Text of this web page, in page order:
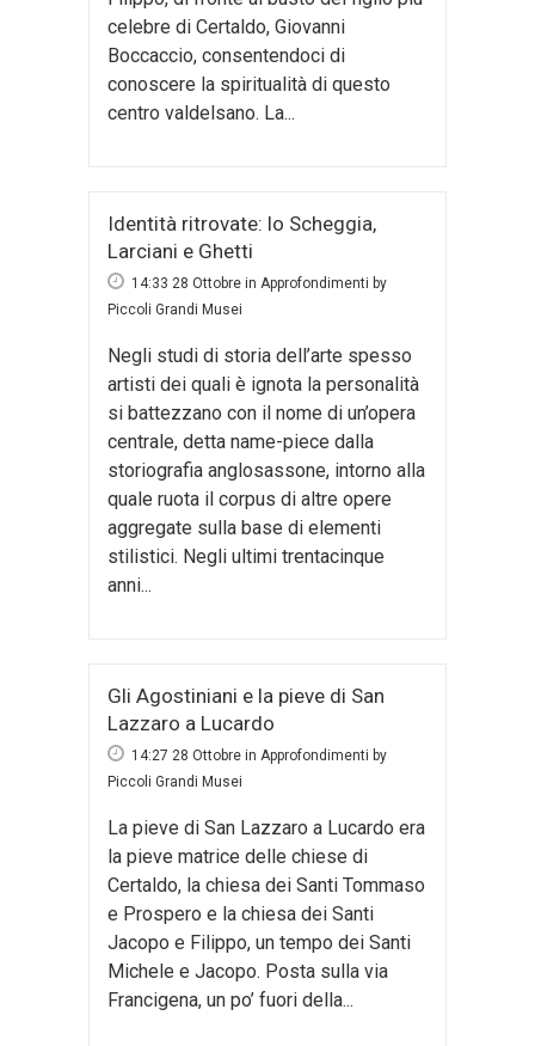
celebre di Certaldo, Giovanni
Boccaccio, consentendoci di
conoscere la spiritualità di questo
centro valdelsano. La...
Identità ritrovate: lo Scheggia,
Larciani e Ghetti
14:33 28 Ottobre in Approfondimenti by
Piccoli Grandi Musei
Negli studi di storia dell’arte spesso
artisti dei quali è ignota la personalità
si battezzano con il nome di un’opera
centrale, detta name-piece dalla
storiografia anglosassone, intorno alla
quale ruota il corpus di altre opere
aggregate sulla base di elementi
stilistici. Negli ultimi trentacinque
anni...
Gli Agostiniani e la pieve di San
Lazzaro a Lucardo
14:27 28 Ottobre in Approfondimenti by
Piccoli Grandi Musei
La pieve di San Lazzaro a Lucardo era
la pieve matrice delle chiese di
Certaldo, la chiesa dei Santi Tommaso
e Prospero e la chiesa dei Santi
Jacopo e Filippo, un tempo dei Santi
Michele e Jacopo. Posta sulla via
Francigena, un po’ fuori della...